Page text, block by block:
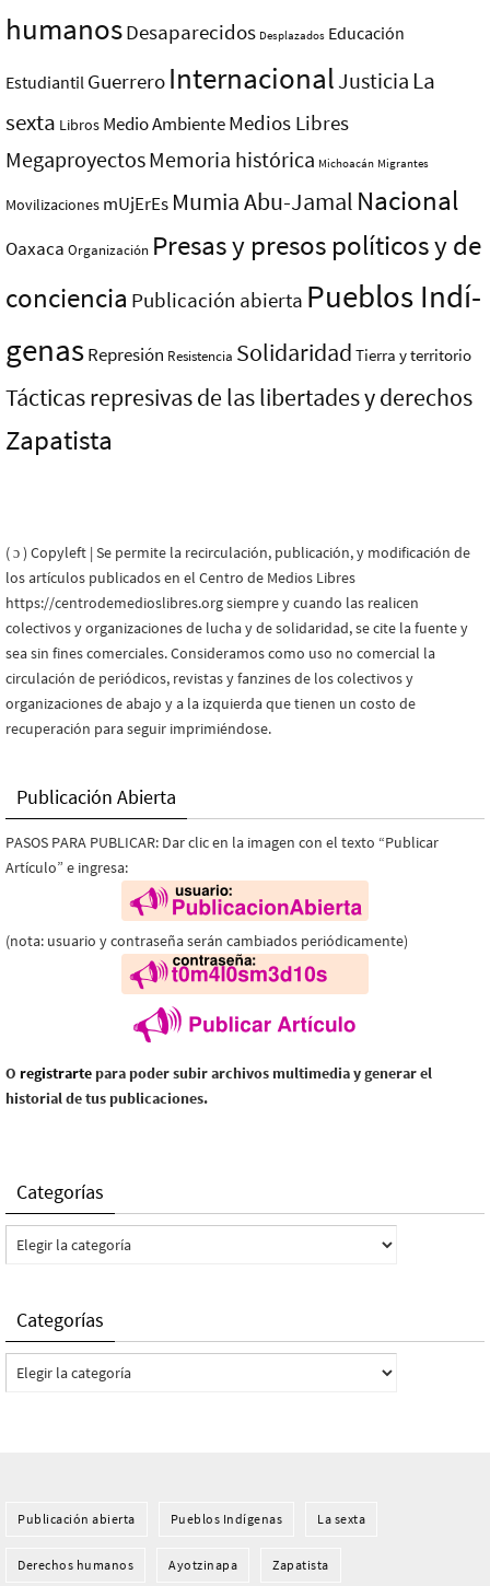
humanosDesaparecidos Desplazados Educación
Estudiantil Guerrero InternacionalJusticia La
sexta Libros Medio AmbienteMedios Libres
MegaproyectosMemoria histórica Michoacán Migrantes
Movilizaciones mUjErEs Mumia Abu-Jamal Nacional
Oaxaca Organización Presas y presos polí­ticos y de
conciencia Publicación abierta Pueblos Indí­
genasRepresión Resistencia Solidaridad Tierra y territorio
Tácticas represivas de las libertades y derechos
Zapatista
( ɔ ) Copyleft | Se permite la recirculación, publicación, y modificación de
los artículos publicados en el Centro de Medios Libres
https://centrodemedioslibres.org siempre y cuando las realicen
colectivos y organizaciones de lucha y de solidaridad, se cite la fuente y
sea sin fines comerciales. Consideramos como uso no comercial la
circulación de periódicos, revistas y fanzines de los colectivos y
organizaciones de abajo y a la izquierda que tienen un costo de
recuperación para seguir imprimiéndose.
Publicación Abierta
PASOS PARA PUBLICAR: Dar clic en la imagen con el texto “Publicar
Artículo” e ingresa:
(nota: usuario y contraseña serán cambiados periódicamente)
O registrarte para poder subir archivos multimedia y generar el
historial de tus publicaciones.
Categorías
Categorías
Categorías
Categorías
Publicación abierta Pueblos Indí­genas La sexta
Derechos humanos Ayotzinapa Zapatista